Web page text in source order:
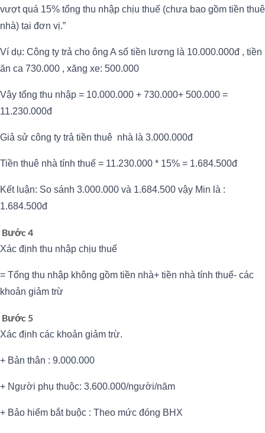
vượt quá 15% tổng thu nhập chịu thuế (chưa bao gồm tiền thuê
nhà) tại đơn vị.”
Ví dụ: Công ty trả cho ông A số tiền lương là 10.000.000đ , tiền
ăn ca 730.000 , xăng xe: 500.000
Vậy tổng thu nhập = 10.000.000 + 730.000+ 500.000 =
11.230.000đ
Giả sử công ty trả tiền thuê nhà là 3.000.000đ
Tiền thuê nhà tính thuế = 11.230.000 * 15% = 1.684.500đ
Kết luận: So sánh 3.000.000 và 1.684.500 vậy Min là :
1.684.500đ
Bước 4
Xác định thu nhập chịu thuế
= Tổng thu nhập không gồm tiền nhà+ tiền nhà tính thuế- các
khoản giảm trừ
Bước 5
Xác định các khoản giảm trừ.
+ Bản thân : 9.000.000
+ Người phụ thuộc: 3.600.000/người/năm
+ Bảo hiểm bắt buộc : Theo mức đóng BHX